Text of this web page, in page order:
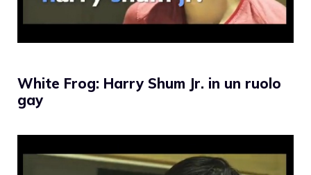
White Frog: Harry Shum Jr. in un ruolo
gay